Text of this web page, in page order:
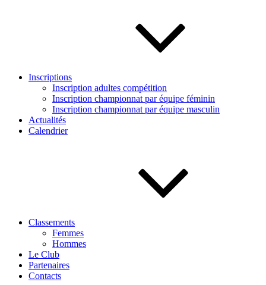
Inscriptions
Inscription adultes compétition
Inscription championnat par équipe féminin
Inscription championnat par équipe masculin
Actualités
Calendrier
Classements
Femmes
Hommes
Le Club
Partenaires
Contacts